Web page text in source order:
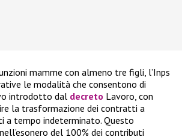
mamme con almeno tre figli, l’Inps
le modalità che consentono di
introdotto dal decreto Lavoro, con
la trasformazione dei contratti a
a tempo indeterminato. Questo
del 100% dei contributi